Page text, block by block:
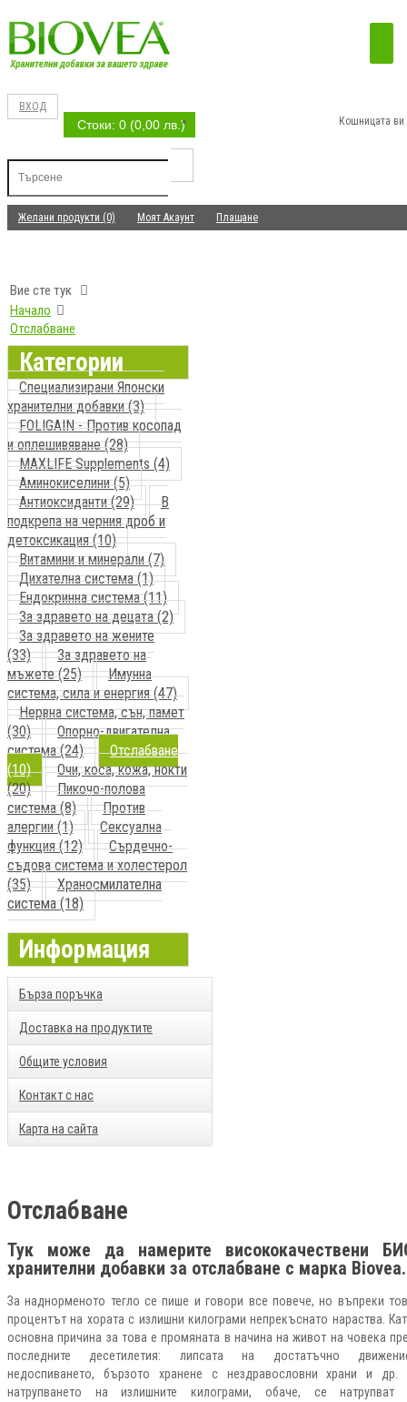
ВХОД
Стоки: 0 (0,00 лв.) Кошницата ви
Желани продукти (0) Моят Акаунт Плащане
Вие сте тук
Начало
Отслабване
Категории
Специализирани Японски
хранителни добавки (3)
FOLIGAIN - Против косопад
и оплешивяване (28)
MAXLIFE Supplements (4)
Аминокиселини (5)
Антиоксиданти (29)
В
подкрепа на черния дроб и
детоксикация (10)
Витамини и минерали (7)
Дихателна система (1)
Ендокринна система (11)
За здравето на децата (2)
За здравето на жените
(33)
За здравето на
мъжете (25)
Имунна
система, сила и енергия (47)
Нервна система, сън, памет
(30)
Опорно-двигателна
система (24)
Отслабване
(10)
Очи, коса, кожа, нокти
(20)
Пикочо-полова
система (8)
Против
алергии (1)
Сексуална
функция (12)
Сърдечно-
съдова система и холестерол
(35)
Храносмилателна
система (18)
Информация
Бърза поръчка
Доставка на продуктите
Общите условия
Контакт с нас
Карта на сайта
Отслабване
Тук може да намерите висококачествени
хранителни добавки за отслабване с марка
За наднорменото тегло се пише и говори все повече, но въпреки
процентът на хората с излишни килограми непрекъснато нараства.
основна причина за това е промяната в начина на живот на човека
последните десетилетия: липсата на достатъчно
недоспиването, бързото хранене с нездравословни храни и др.
натрупването на излишните килограми, обаче, се натрупват